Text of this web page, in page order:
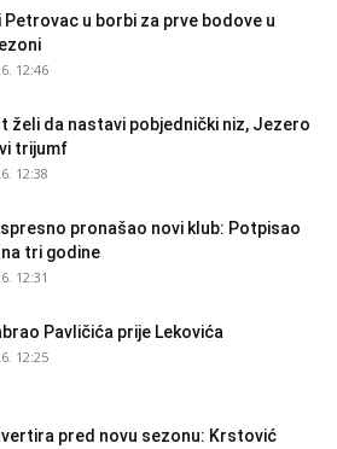
Petrovac u borbi za prve bodove u
12:46
želi da nastavi pobjednički niz, Jezero
trijumf
12:38
pronašao novi klub: Potpisao
tri godine
12:31
Pavličića prije Lekovića
12:25
pred novu sezonu: Krstović